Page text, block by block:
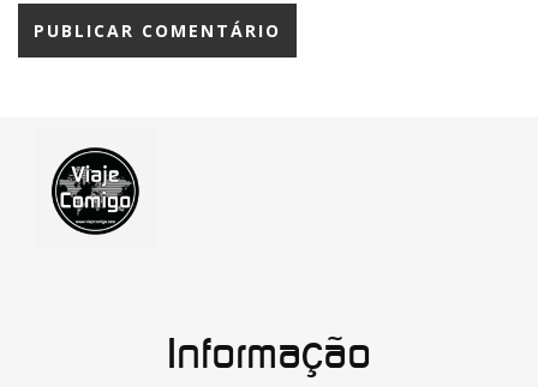
Informação